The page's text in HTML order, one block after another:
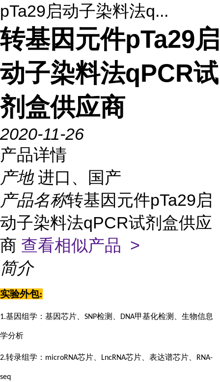
pTa29启动子染料法q...
转基因元件pTa29启
动子染料法qPCR试
剂盒供应商
2020-11-26
产品详情
产地 进口、国产
产品名称转基因元件pTa29启
动子染料法qPCR试剂盒供应
商 查看相似产品 >
简介
实验外包:
1.基因组学：基因芯片、 SNP检测、 DNA甲基化检测、生物信息
学分析
2.转录组学： microRNA芯片、 LncRNA芯片、表达谱芯片、 RNA-
seq